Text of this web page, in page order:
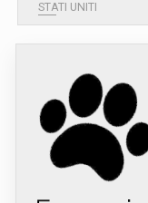
STATI UNITI